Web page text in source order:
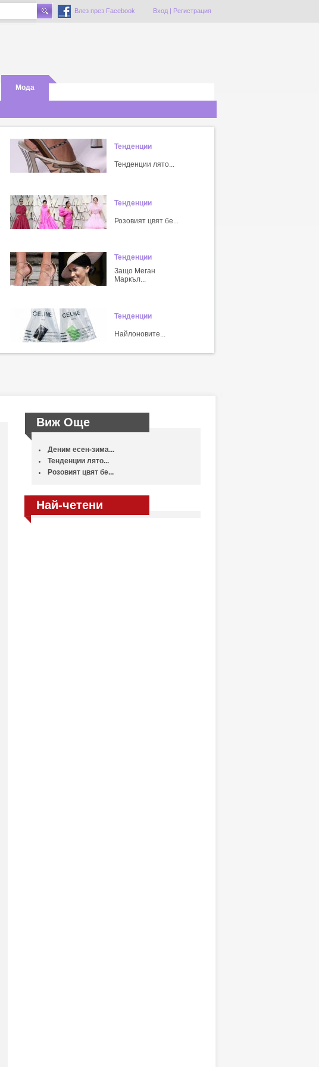
Влез през Facebook Вход| Регистрация
Мода
Тенденции
Тенденции лято...
Тенденции
Розовият цвят бе...
Тенденции
Защо Меган
Маркъл...
Тенденции
Найлоновите...
Виж Още
Деним есен-зима...
Тенденции лято...
Розовият цвят бе...
Най-четени